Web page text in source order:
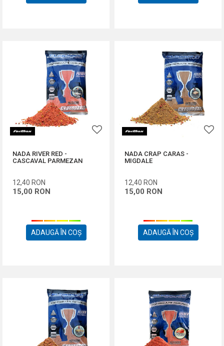
NADA RIVER RED -
CASCAVAL PARMEZAN
12,40 RON
15,00 RON
ADAUGĂ ÎN COȘ
NADA CRAP CARAS -
MIGDALE
12,40 RON
15,00 RON
ADAUGĂ ÎN COȘ